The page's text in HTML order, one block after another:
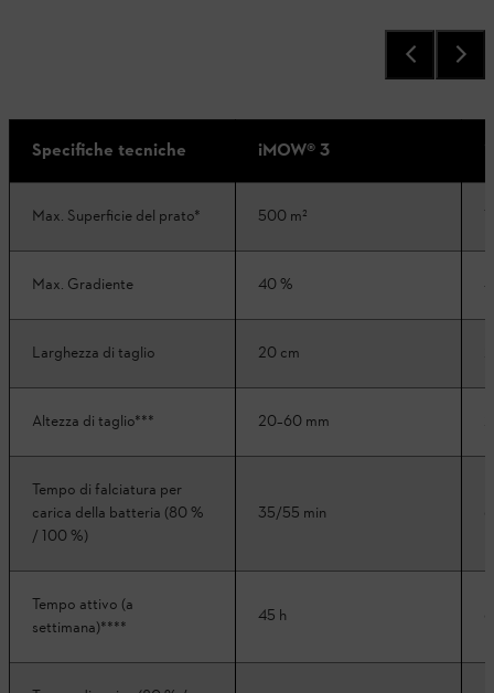
Specifiche tecniche iMOW® 3
Max. Superficie del prato* 500 m²
Max. Gradiente 40 %
Larghezza di taglio 20 cm
Altezza di taglio*** 20–60 mm
Tempo di falciatura per
carica della batteria (80 %
/ 100 %)
35/55 min
Tempo attivo (a
settimana)****
45 h